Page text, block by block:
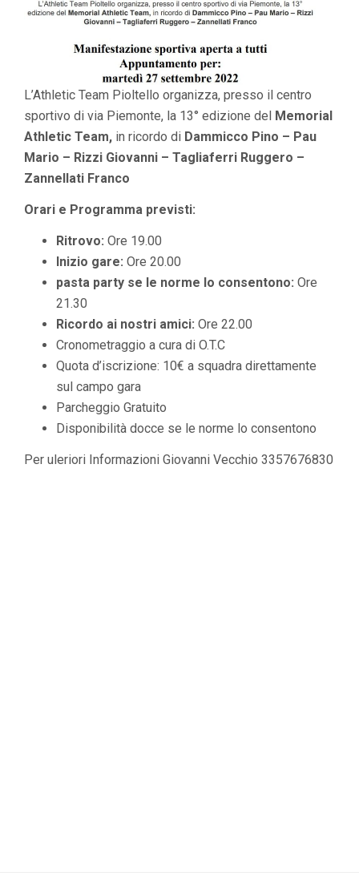
L’Athletic Team Pioltello organizza, presso il centro
sportivo di via Piemonte, la 13° edizione del
Memorial
Athletic Team, in ricordo di Dammicco Pino – Pau
Mario – Rizzi Giovanni – Tagliaferri Ruggero –
Zannellati Franco
Orari e Programma previsti:
Ritrovo: Ore 19.00
Inizio gare: Ore 20.00
pasta party se le norme lo consentono: Ore
21.30
Ricordo ai nostri amici: Ore 22.00
Cronometraggio a cura di O.T.C
Quota d’iscrizione: 10€ a squadra direttamente
sul campo gara
Parcheggio Gratuito
Disponibilità docce se le norme lo consentono
Per uleriori Informazioni Giovanni Vecchio 3357676830